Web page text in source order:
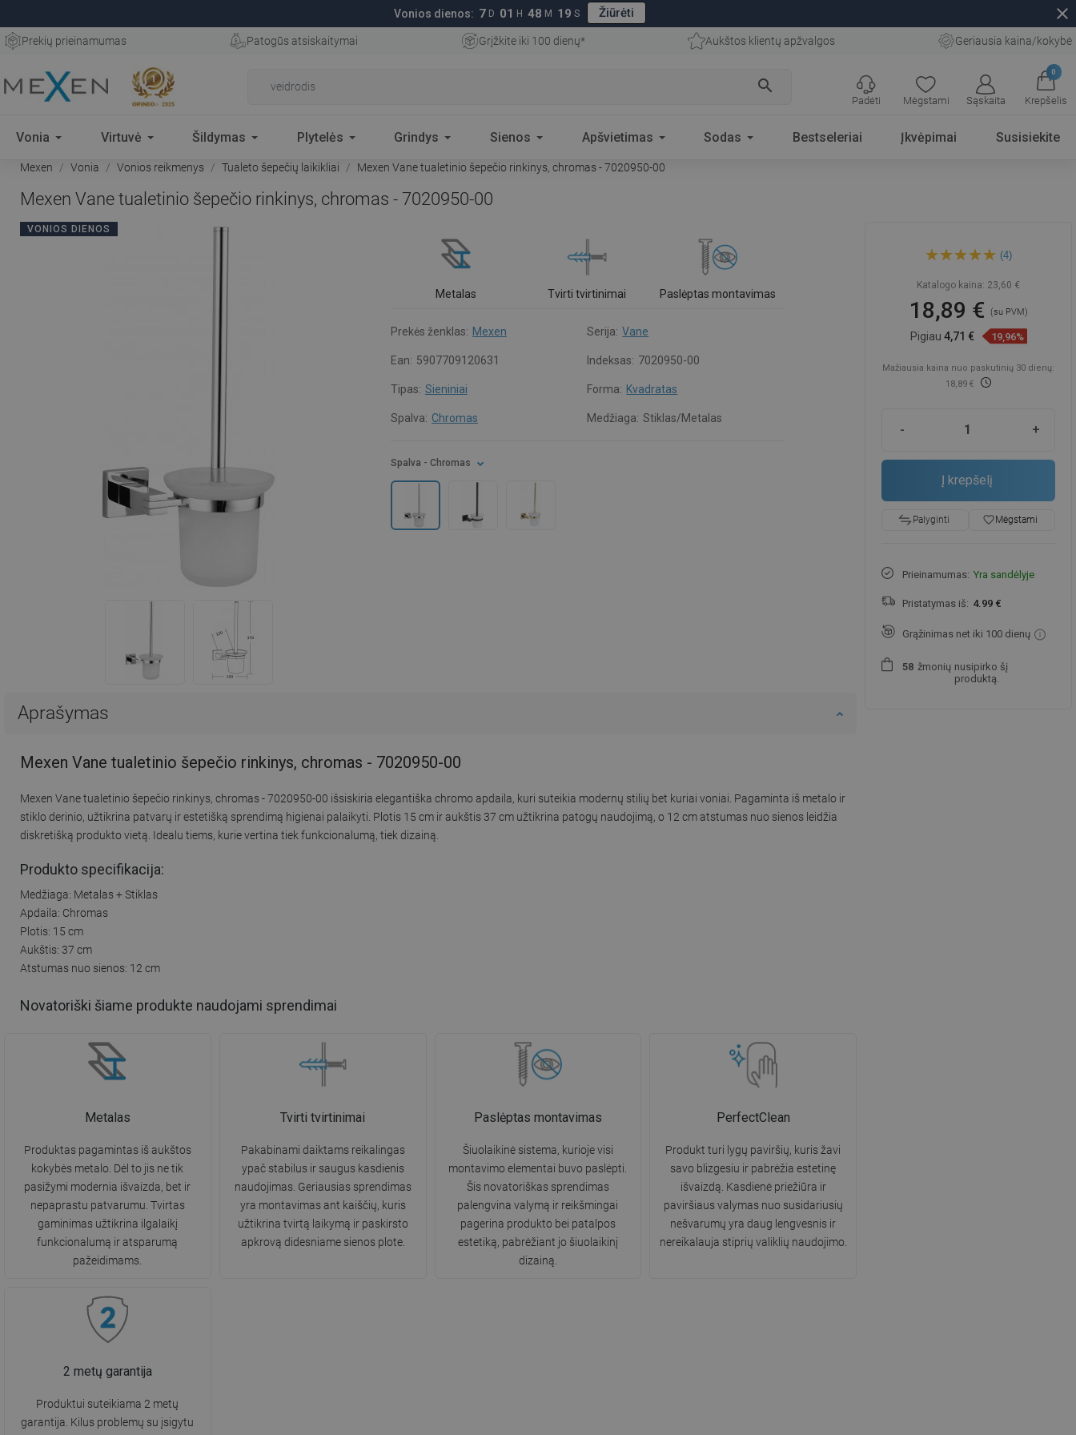
Vonios dienos: 7 D 01 H 48 M 18 S Žiūrėti close
Prekių prieinamumas Patogūs atsiskaitymai Grįžkite iki 100 dienų* Aukštos klientų apžvalgos Geriausia kaina/kokybė
search
Mėgstami Sąskaita
0
Krepšelis
Padėti
Vonia Virtuvė Šildymas Plytelės Grindys Sienos Apšvietimas Sodas Bestseleriai Įkvėpimai Susisiekite
Mexen Vonia Vonios reikmenys Tualeto šepečių laikikliai Mexen Vane tualetinio šepečio rinkinys, chromas - 7020950-00
Mexen Vane tualetinio šepečio rinkinys, chromas - 7020950-00
VONIOS DIENOS
Metalas Tvirti tvirtinimai Paslėptas montavimas
Prekės ženklas: Mexen Serija: Vane
Ean: 5907709120631 Indeksas: 7020950-00
Tipas: Sieniniai Forma: Kvadratas
Spalva: Chromas Medžiaga: Stiklas/Metalas
Spalva - Chromas
Aprašymas
Mexen Vane tualetinio šepečio rinkinys, chromas - 7020950-00
Mexen Vane tualetinio šepečio rinkinys, chromas - 7020950-00 išsiskiria elegantiška chromo apdaila, kuri suteikia modernų stilių bet kuriai voniai. Pagaminta iš metalo ir
stiklo derinio, užtikrina patvarų ir estetišką sprendimą higienai palaikyti. Plotis 15 cm ir aukštis 37 cm užtikrina patogų naudojimą, o 12 cm atstumas nuo sienos leidžia
diskretišką produkto vietą. Idealu tiems, kurie vertina tiek funkcionalumą, tiek dizainą.
Produkto specifikacija:
Medžiaga: Metalas + Stiklas
Apdaila: Chromas
Plotis: 15 cm
Aukštis: 37 cm
Atstumas nuo sienos: 12 cm
Novatoriški šiame produkte naudojami sprendimai
Metalas
Produktas pagamintas iš aukštos
kokybės metalo. Dėl to jis ne tik
pasižymi modernia išvaizda, bet ir
nepaprastu patvarumu. Tvirtas
gaminimas užtikrina ilgalaikį
funkcionalumą ir atsparumą
pažeidimams.
Tvirti tvirtinimai
Pakabinami daiktams reikalingas
ypač stabilus ir saugus kasdienis
naudojimas. Geriausias sprendimas
yra montavimas ant kaiščių, kuris
užtikrina tvirtą laikymą ir paskirsto
apkrovą didesniame sienos plote.
Paslėptas montavimas
Šiuolaikinė sistema, kurioje visi
montavimo elementai buvo paslėpti.
Šis novatoriškas sprendimas
palengvina valymą ir reikšmingai
pagerina produkto bei patalpos
estetiką, pabrėžiant jo šiuolaikinį
dizainą.
PerfectClean
Produkt turi lygų paviršių, kuris žavi
savo blizgesiu ir pabrėžia estetinę
išvaizdą. Kasdienė priežiūra ir
paviršiaus valymas nuo susidariusių
nešvarumų yra daug lengvesnis ir
nereikalauja stiprių valiklių naudojimo.
2 metų garantija
Produktui suteikiama 2 metų
garantija. Kilus problemų su įsigytu
šepečio rinkinys, chromas -
(4)
Katalogo kaina: 23,60 €
18,89 € (su PVM)
Pigiau4,71 € 19,96%
Mažiausia kaina nuo paskutinių 30 dienų:
18,89 €
- +
Į krepšelį
Palyginti favorite_borderMėgstami
Prieinamumas: Yra sandėlyje
Pristatymas iš: 4.99 €
Grąžinimas net iki 100 dienų
58 žmonių nusipirko šį
produktą.